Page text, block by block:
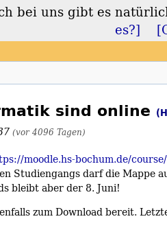
sind online
(vor 4096 Tagen)
moodle.hs-bochum.de/
Studiengangs darf die Mappe
bleibt aber der 8. Juni!
zum Download bereit.
bei uns gibt es
es?]